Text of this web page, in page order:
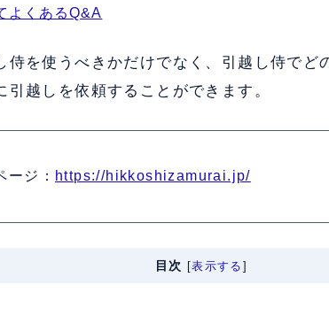
よくあるQ&A
侍を使うべきかだけでなく、引越し侍でど
引越しを依頼することができます。
ージ： https://hikkoshizamurai.jp/
目次 [表示する ]